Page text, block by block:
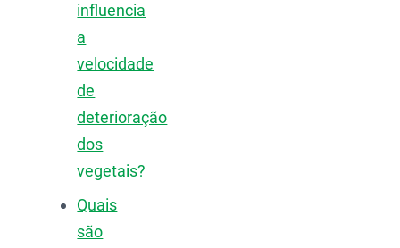
influencia
a
velocidade
de
deterioração
dos
vegetais?
Quais
são